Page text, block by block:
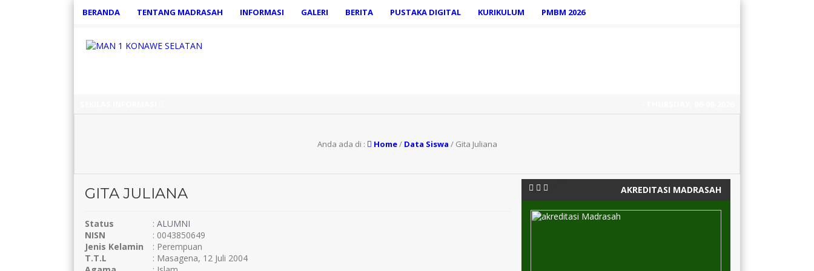
BERANDA TENTANG MADRASAH INFORMASI GALERI BERITA PUSTAKA DIGITAL KURIKULUM PMBM 2026
Anda ada di : Home/ Data Siswa / Gita Juliana
GITA JULIANA
Status : ALUMNI
NISN
: 0043850649
Jenis Kelamin
: Perempuan
T.T.L
: Masagena, 12 Juli 2004
AKREDITASI MADRASAH